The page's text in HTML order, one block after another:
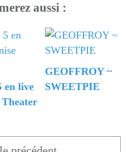
aussi :
en live
GEOFFROY ~
SWEETPIE